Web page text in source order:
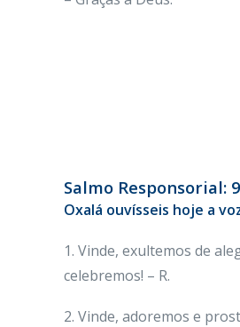
Salmo Responsorial:
Oxalá ouvísseis hoje a
1. Vinde, exultemos de
celebremos! – R.
2. Vinde, adoremos e